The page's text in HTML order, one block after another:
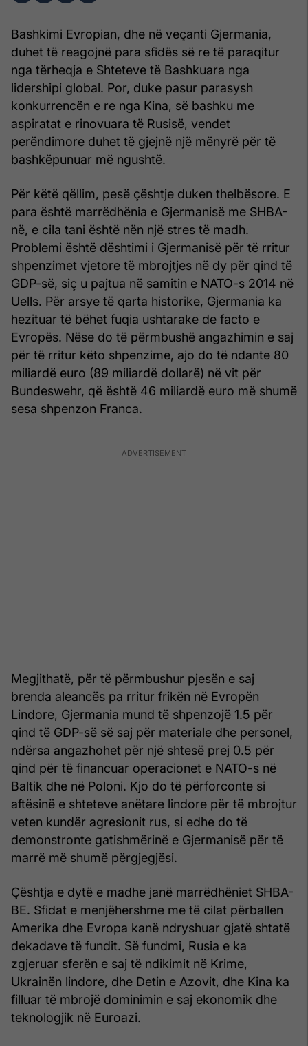
Bashkimi Evropian, dhe në veçanti Gjermania,
duhet të reagojnë para sfidës së re të paraqitur
nga tërheqja e Shteteve të Bashkuara nga
lidershipi global. Por, duke pasur parasysh
konkurrencën e re nga Kina, së bashku me
aspiratat e rinovuara të Rusisë, vendet
perëndimore duhet të gjejnë një mënyrë për të
bashkëpunuar më ngushtë.
Për këtë qëllim, pesë çështje duken thelbësore. E
para është marrëdhënia e Gjermanisë me SHBA-
në, e cila tani është nën një stres të madh.
Problemi është dështimi i Gjermanisë për të rritur
shpenzimet vjetore të mbrojtjes në dy për qind të
GDP-së, siç u pajtua në samitin e NATO-s 2014 në
Uells. Për arsye të qarta historike, Gjermania ka
hezituar të bëhet fuqia ushtarake de facto e
Evropës. Nëse do të përmbushë angazhimin e saj
për të rritur këto shpenzime, ajo do të ndante 80
miliardë euro (89 miliardë dollarë) në vit për
Bundeswehr, që është 46 miliardë euro më shumë
sesa shpenzon Franca.
Megjithatë, për të përmbushur pjesën e saj
brenda aleancës pa rritur frikën në Evropën
Lindore, Gjermania mund të shpenzojë 1.5 për
qind të GDP-së së saj për materiale dhe personel,
ndërsa angazhohet për një shtesë prej 0.5 për
qind për të financuar operacionet e NATO-s në
Baltik dhe në Poloni. Kjo do të përforconte si
aftësinë e shteteve anëtare lindore për të mbrojtur
veten kundër agresionit rus, si edhe do të
demonstronte gatishmërinë e Gjermanisë për të
marrë më shumë përgjegjësi.
Çështja e dytë e madhe janë marrëdhëniet SHBA-
BE. Sfidat e menjëhershme me të cilat përballen
Amerika dhe Evropa kanë ndryshuar gjatë shtatë
dekadave të fundit. Së fundmi, Rusia e ka
zgjeruar sferën e saj të ndikimit në Krime,
Ukrainën lindore, dhe Detin e Azovit, dhe Kina ka
filluar të mbrojë dominimin e saj ekonomik dhe
teknologjik në Euroazi.